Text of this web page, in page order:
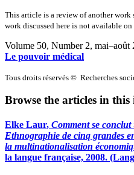
This article is a review of another
work discussed here is not available
Volume 50, Number 2, mai–août
Le pouvoir médical
Tous droits réservés © Recherches
Browse the articles in this
Elke Laur, Comment se
Ethnographie de cinq grandes
la multinationalisation
la langue française, 2008.